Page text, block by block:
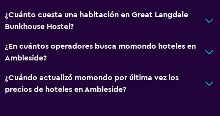
¿Cuánto cuesta una habitación en Great Langdale
Bunkhouse Hostel?
¿En cuántos operadores busca momondo hoteles en
Ambleside?
¿Cuándo actualizó momondo por última vez los
precios de hoteles en Ambleside?